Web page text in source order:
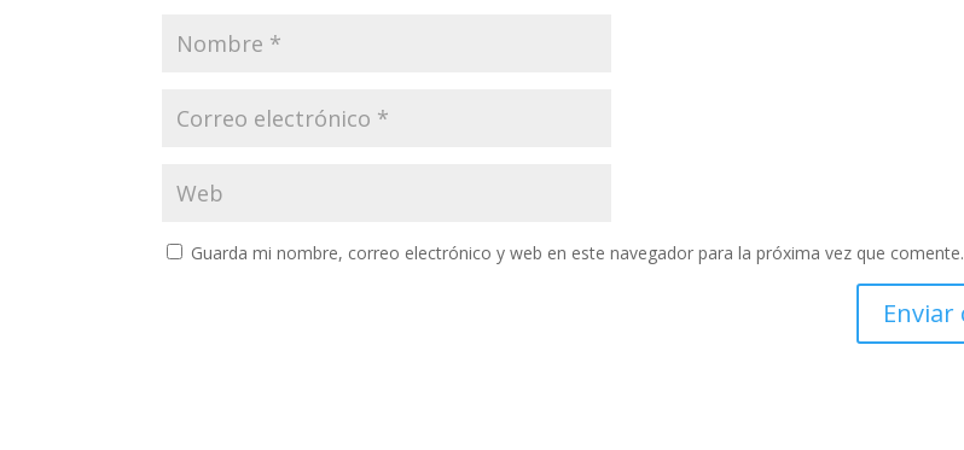
Guarda mi nombre, correo electrónico y web en este navegador para la próxima vez que comente.